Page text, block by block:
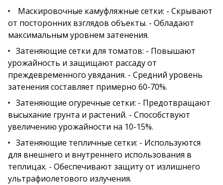
Маскировочные камуфляжные сетки: - Скрывают
от посторонних взглядов объекты. - Обладают
максимальным уровнем затенения.
Затеняющие сетки для томатов: - Повышают
урожайность и защищают рассаду от
преждевременного увядания. - Средний уровень
затенения составляет примерно 60-70%.
Затеняющие огуречные сетки: - Предотвращают
высыхание грунта и растений. - Способствуют
увеличению урожайности на 10-15%.
Затеняющие тепличные сетки: - Используются
для внешнего и внутреннего использования в
теплицах. - Обеспечивают защиту от излишнего
ультрафиолетового излучения.